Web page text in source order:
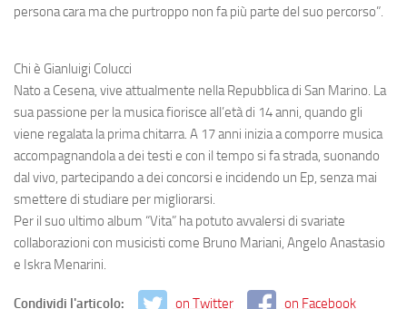
persona cara ma che purtroppo non fa più parte del suo percorso”.
Chi è Gianluigi Colucci
Nato a Cesena, vive attualmente nella Repubblica di San Marino. La
sua passione per la musica fiorisce all’età di 14 anni, quando gli
viene regalata la prima chitarra. A 17 anni inizia a comporre musica
accompagnandola a dei testi e con il tempo si fa strada, suonando
dal vivo, partecipando a dei concorsi e incidendo un Ep, senza mai
smettere di studiare per migliorarsi.
Per il suo ultimo album “Vita” ha potuto avvalersi di svariate
collaborazioni con musicisti come Bruno Mariani, Angelo Anastasio
e Iskra Menarini.
Condividi l'articolo: on Twitter on Facebook